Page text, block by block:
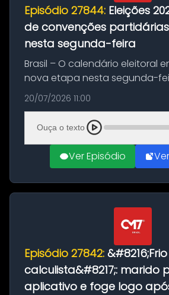
Episódio 27844: Eleições
de convenções
nesta segunda-feira
Brasil – O calendário eleitoral
nova etapa nesta segunda-
início do período destinado às
partidárias. Até 5 de agosto,
federações poderão oficializa...
20/07/2026 11:00
Ouça o texto
Ver Episódio
Episódio 27842:
calculista&#8217;: marido
aplicativo e foge logo